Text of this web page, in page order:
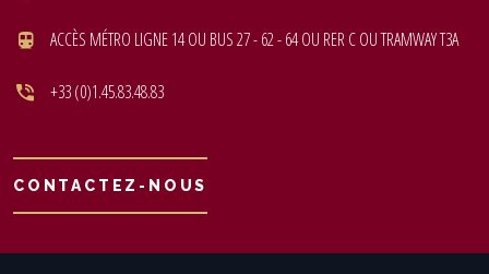
ACCÈS MÉTRO LIGNE 14 OU BUS 27 - 62 - 64 OU RER C OU TRAMWAY T3A
+33 (0)1.45.83.48.83
CONTACTEZ-NOUS